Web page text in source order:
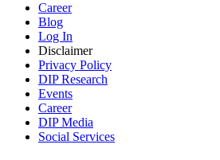
Career
Blog
Log In
Disclaimer
Privacy Policy
DIP Research
Events
Career
DIP Media
Social Services